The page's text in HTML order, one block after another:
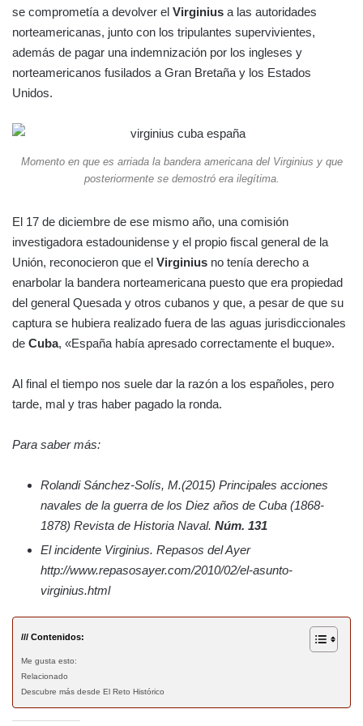
se comprometía a devolver el Virginius a las autoridades
norteamericanas, junto con los tripulantes supervivientes,
además de pagar una indemnización por los ingleses y
norteamericanos fusilados a Gran Bretaña y los Estados
Unidos.
Momento en que es arriada la bandera americana del Virginius y que
posteriormente se demostró era ilegítima.
El 17 de diciembre de ese mismo año, una comisión
investigadora estadounidense y el propio fiscal general de la
Unión, reconocieron que el Virginius no tenía derecho a
enarbolar la bandera norteamericana puesto que era propiedad
del general Quesada y otros cubanos y que, a pesar de que su
captura se hubiera realizado fuera de las aguas jurisdiccionales
de Cuba, «España había apresado correctamente el buque».
Al final el tiempo nos suele dar la razón a los españoles, pero
tarde, mal y tras haber pagado la ronda.
Para saber más:
Rolandi Sánchez-Solís, M.(2015) Principales acciones
navales de la guerra de los Diez años de Cuba (1868-
1878) Revista de Historia Naval. Núm. 131
El incidente Virginius. Repasos del Ayer
http://www.repasosayer.com/2010/02/el-asunto-
virginius.html
/// Contenidos:
Me gusta esto:
Relacionado
Descubre más desde El Reto Histórico